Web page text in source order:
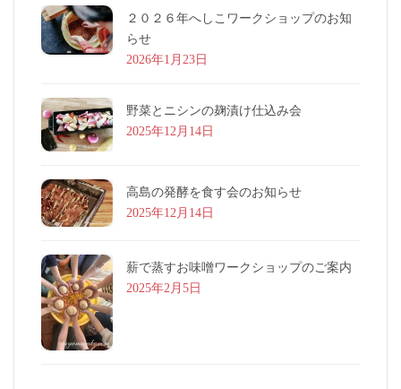
２０２６年へしこワークショップのお知
らせ
2026年1月23日
野菜とニシンの麹漬け仕込み会
2025年12月14日
高島の発酵を食す会のお知らせ
2025年12月14日
薪で蒸すお味噌ワークショップのご案内
2025年2月5日